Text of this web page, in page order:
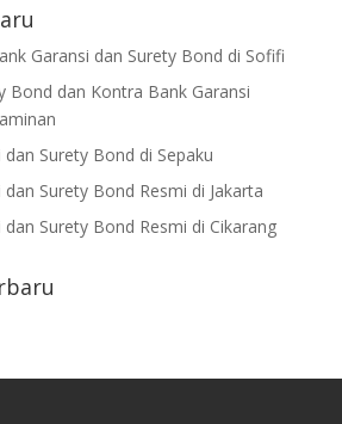
Garansi dan Surety Bond di Sofifi
Bond dan Kontra Bank Garansi
dan Surety Bond di Sepaku
dan Surety Bond Resmi di Jakarta
dan Surety Bond Resmi di Cikarang